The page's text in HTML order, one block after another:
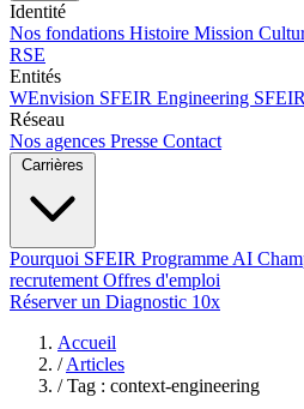
Identité
Nos fondations Histoire Mission
RSE
Entités
WEnvision SFEIR Engineering
Réseau
Nos agences Presse Contact
Carrières
Pourquoi SFEIR Programme AI
recrutement Offres d'emploi
Réserver un Diagnostic 10x
Accueil
/ Articles
/ Tag : context-engineering